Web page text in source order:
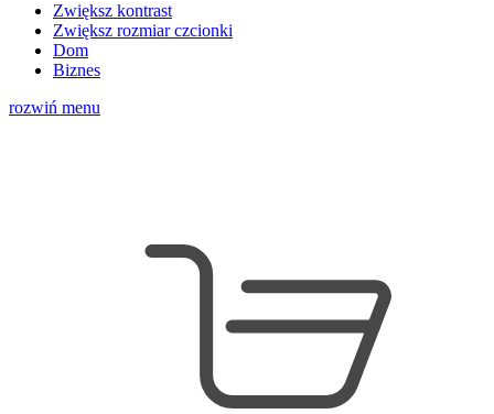
Zwiększ kontrast
Zwiększ rozmiar czcionki
Dom
Biznes
rozwiń menu